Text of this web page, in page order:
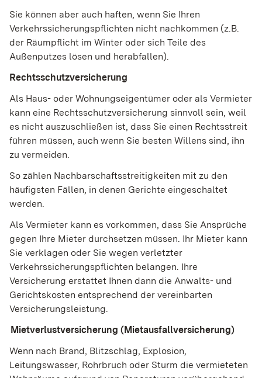
Sie können aber auch haften, wenn Sie Ihren
Verkehrssicherungspflichten nicht nachkommen (z.B.
der Räumpflicht im Winter oder sich Teile des
Außenputzes lösen und herabfallen).
Rechtsschutzversicherung
Als Haus- oder Wohnungseigentümer oder als Vermieter
kann eine Rechtsschutzversicherung sinnvoll sein, weil
es nicht auszuschließen ist, dass Sie einen Rechtsstreit
führen müssen, auch wenn Sie besten Willens sind, ihn
zu vermeiden.
So zählen Nachbarschaftsstreitigkeiten mit zu den
häufigsten Fällen, in denen Gerichte eingeschaltet
werden.
Als Vermieter kann es vorkommen, dass Sie Ansprüche
gegen Ihre Mieter durchsetzen müssen. Ihr Mieter kann
Sie verklagen oder Sie wegen verletzter
Verkehrssicherungspflichten belangen. Ihre
Versicherung erstattet Ihnen dann die Anwalts- und
Gerichtskosten entsprechend der vereinbarten
Versicherungsleistung.
(Wird in einem neuen Fenster geöffnet)
Mietverlustversicherung (Mietausfallversicherung)
Wenn nach Brand, Blitzschlag, Explosion,
Leitungswasser, Rohrbruch oder Sturm die vermieteten